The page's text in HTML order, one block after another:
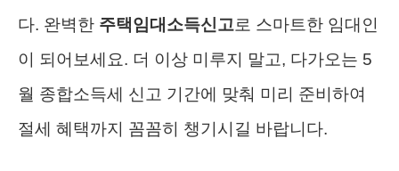
다. 완벽한 주택임대소득신고로 스마트한 임대인
이 되어보세요. 더 이상 미루지 말고, 다가오는 5
월 종합소득세 신고 기간에 맞춰 미리 준비하여
절세 혜택까지 꼼꼼히 챙기시길 바랍니다.